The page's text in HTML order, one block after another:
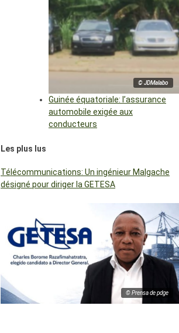
© JDMalabo
Guinée équatoriale: l’assurance
automobile exigée aux
conducteurs
Les plus lus
Télécommunications: Un ingénieur Malgache
désigné pour diriger la GETESA
© Prensa de pdge